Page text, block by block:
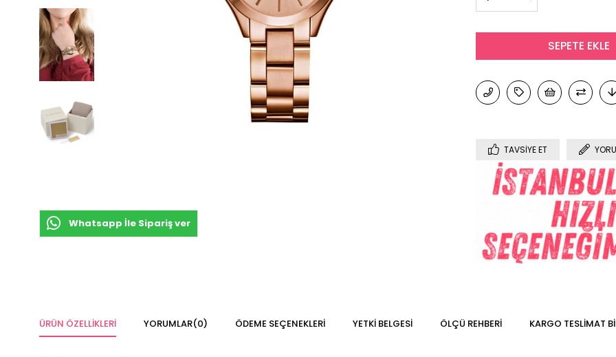
Whatsapp İle Sipariş ver
TAVSIYE ET
ÜRÜN ÖZELLIKLERI YORUMLAR(0) ÖDEME SEÇENEKLERI YETKİ BELGESİ ÖLÇÜ REHBERI KARGO TESLIMAT